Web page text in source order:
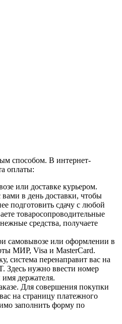
способом. В интернет-
оплаты:
или доставке курьером.
в день доставки, чтобы
подготовить сдачу с любой
товаросопроводительные
средства, получаете
самовывозе или оформлении в
МИР, Visa и MasterCard.
система перенаправит вас на
Здесь нужно ввести номер
держателя.
Для совершения покупки
на страницу платежного
заполнить форму по